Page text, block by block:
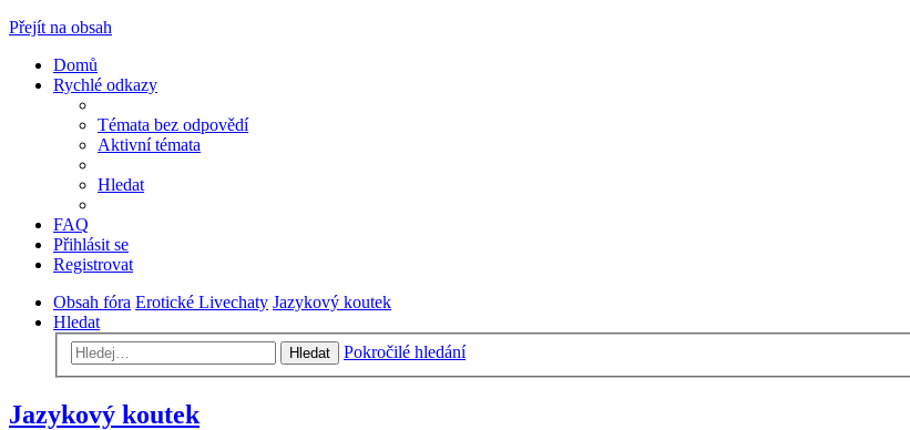
Přejít na obsah
Domů
Rychlé odkazy
Témata bez odpovědí
Aktivní témata
Hledat
FAQ
Přihlásit se
Registrovat
Obsah fóra Erotické Livechaty Jazykový koutek
Hledat
Hledat Pokročilé hledání
Jazykový koutek